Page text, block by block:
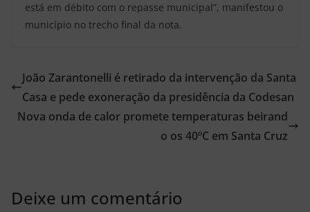
está em débito com o repasse municipal”, manifestou o
município no trecho final da nota.
João Zarantonelli é retirado da intervenção da Santa
Casa e pede exoneração da presidência da Codesan
Nova onda de calor promete temperaturas beirand
o os 40ºC em Santa Cruz
Deixe um comentário